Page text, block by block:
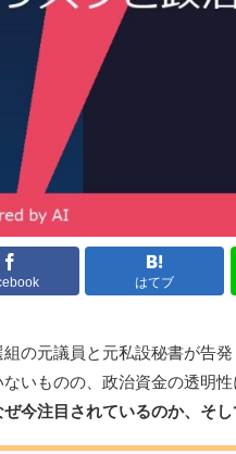
はてブ
の元議員と元私設秘書が告
いものの、政治資金の透明
今注目されているのか、そ